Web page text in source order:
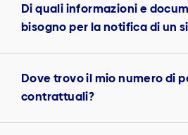
Di quali informazioni e
bisogno per la notifica di un
Dove trovo il mio numero di
contrattuali?